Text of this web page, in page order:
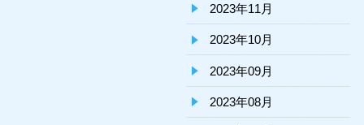
2023年11月
2023年10月
2023年09月
2023年08月